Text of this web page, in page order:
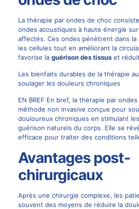
La thérapie par ondes de choc
ondes acoustiques à haute énergie
affectés. Ces ondes pénètrent dans la
les cellules tout en améliorant la
favorise la guérison des tissuset
Les bienfaits durables de la thérapie
soulager les douleurs chroniques
EN BREF En bref, la thérapie par
méthode non invasive conçue pour
douloureux chroniques en stimulant
guérison naturels du corps. Elle se
efficace pour traiter des conditions
Avantages post-
chirurgicaux
Après une chirurgie complexe, les
souvent des moyens de réduire la